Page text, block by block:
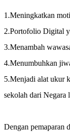
1.Meningkatkan
2.Portofolio Digital
3.Menambah
4.Menumbuhkan
5.Menjadi alat ukur
sekolah dari Negara
Dengan pemaparan